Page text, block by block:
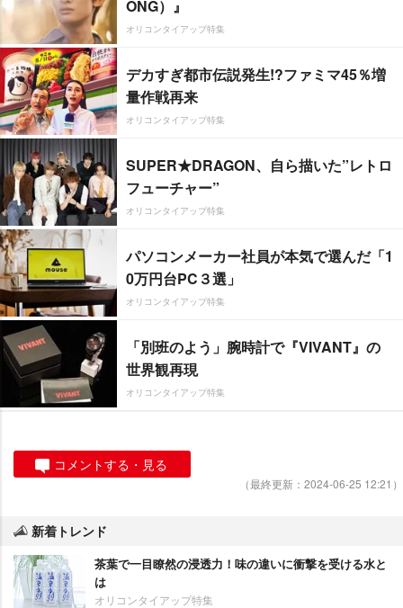
ONG）』
オリコンタイアップ特集
デカすぎ都市伝説発生!?ファミマ45％増
量作戦再来
オリコンタイアップ特集
SUPER★DRAGON、自ら描いた”レトロ
フューチャー”
オリコンタイアップ特集
パソコンメーカー社員が本気で選んだ「1
0万円台PC３選」
オリコンタイアップ特集
「別班のよう」腕時計で『VIVANT』の
世界観再現
オリコンタイアップ特集
コメントする・見る
（最終更新：2024-06-25 12:21）
新着トレンド
茶葉で一目瞭然の浸透力！味の違いに衝撃を受ける水と
は
オリコンタイアップ特集